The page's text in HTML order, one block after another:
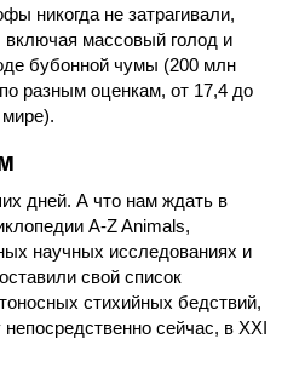
никогда не затрагивали,
массовый голод и
бубонной чумы (200 млн
разным оценкам, от 17,4 до
дней. А что нам ждать в
A-Z Animals,
научных исследованиях и
свой список
стихийных бедствий,
сейчас, в XXI